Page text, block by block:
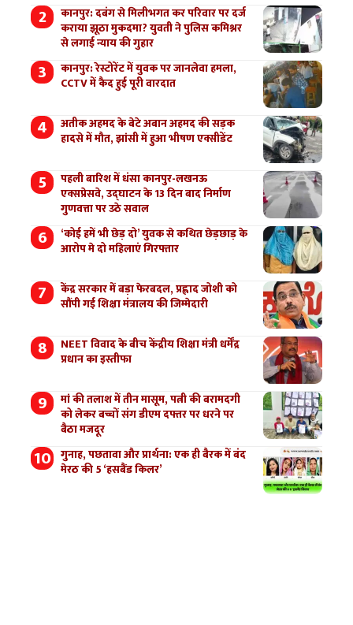
कानपुर: दबंग से मिलीभगत कर परिवार पर दर्ज
कराया झूठा मुकदमा? युवती ने पुलिस कमिश्नर
से लगाई न्याय की गुहार
कानपुर: रेस्टोरेंट में युवक पर जानलेवा हमला,
CCTV में कैद हुई पूरी वारदात
अतीक अहमद के बेटे अबान अहमद की सड़क
हादसे में मौत, झांसी में हुआ भीषण एक्सीडेंट
पहली बारिश में धंसा कानपुर-लखनऊ
एक्सप्रेसवे, उद्घाटन के 13 दिन बाद निर्माण
गुणवत्ता पर उठे सवाल
‘कोई हमें भी छेड़ दो’ युवक से कथित छेड़छाड़ के
आरोप मे दो महिलाएं गिरफ्तार
केंद्र सरकार में बड़ा फेरबदल, प्रह्लाद जोशी को
सौंपी गई शिक्षा मंत्रालय की जिम्मेदारी
NEET विवाद के बीच केंद्रीय शिक्षा मंत्री धर्मेंद्र
प्रधान का इस्तीफा
मां की तलाश में तीन मासूम, पत्नी की बरामदगी
को लेकर बच्चों संग डीएम दफ्तर पर धरने पर
बैठा मजदूर
गुनाह, पछतावा और प्रार्थना: एक ही बैरक में बंद
मेरठ की 5 ‘हसबैंड किलर’